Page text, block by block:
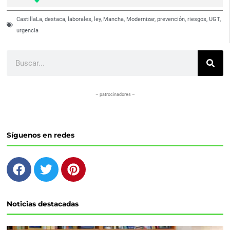
CastillaLa,destaca, laborales, ley, Mancha, Modernizar,prevención,riesgos,UGT,
urgencia
– patrocinadores –
Síguenos en redes
F
a
e
b
o
T
w
t
t
e
P
i
t
e
r
Noticias destacadas